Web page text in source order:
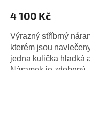
4 100 Kč
Výrazný stříbrný
kterém jsou
jedna kulička hladká
Náramek je zdobený...